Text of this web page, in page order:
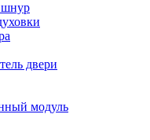
шнур
двери
модуль